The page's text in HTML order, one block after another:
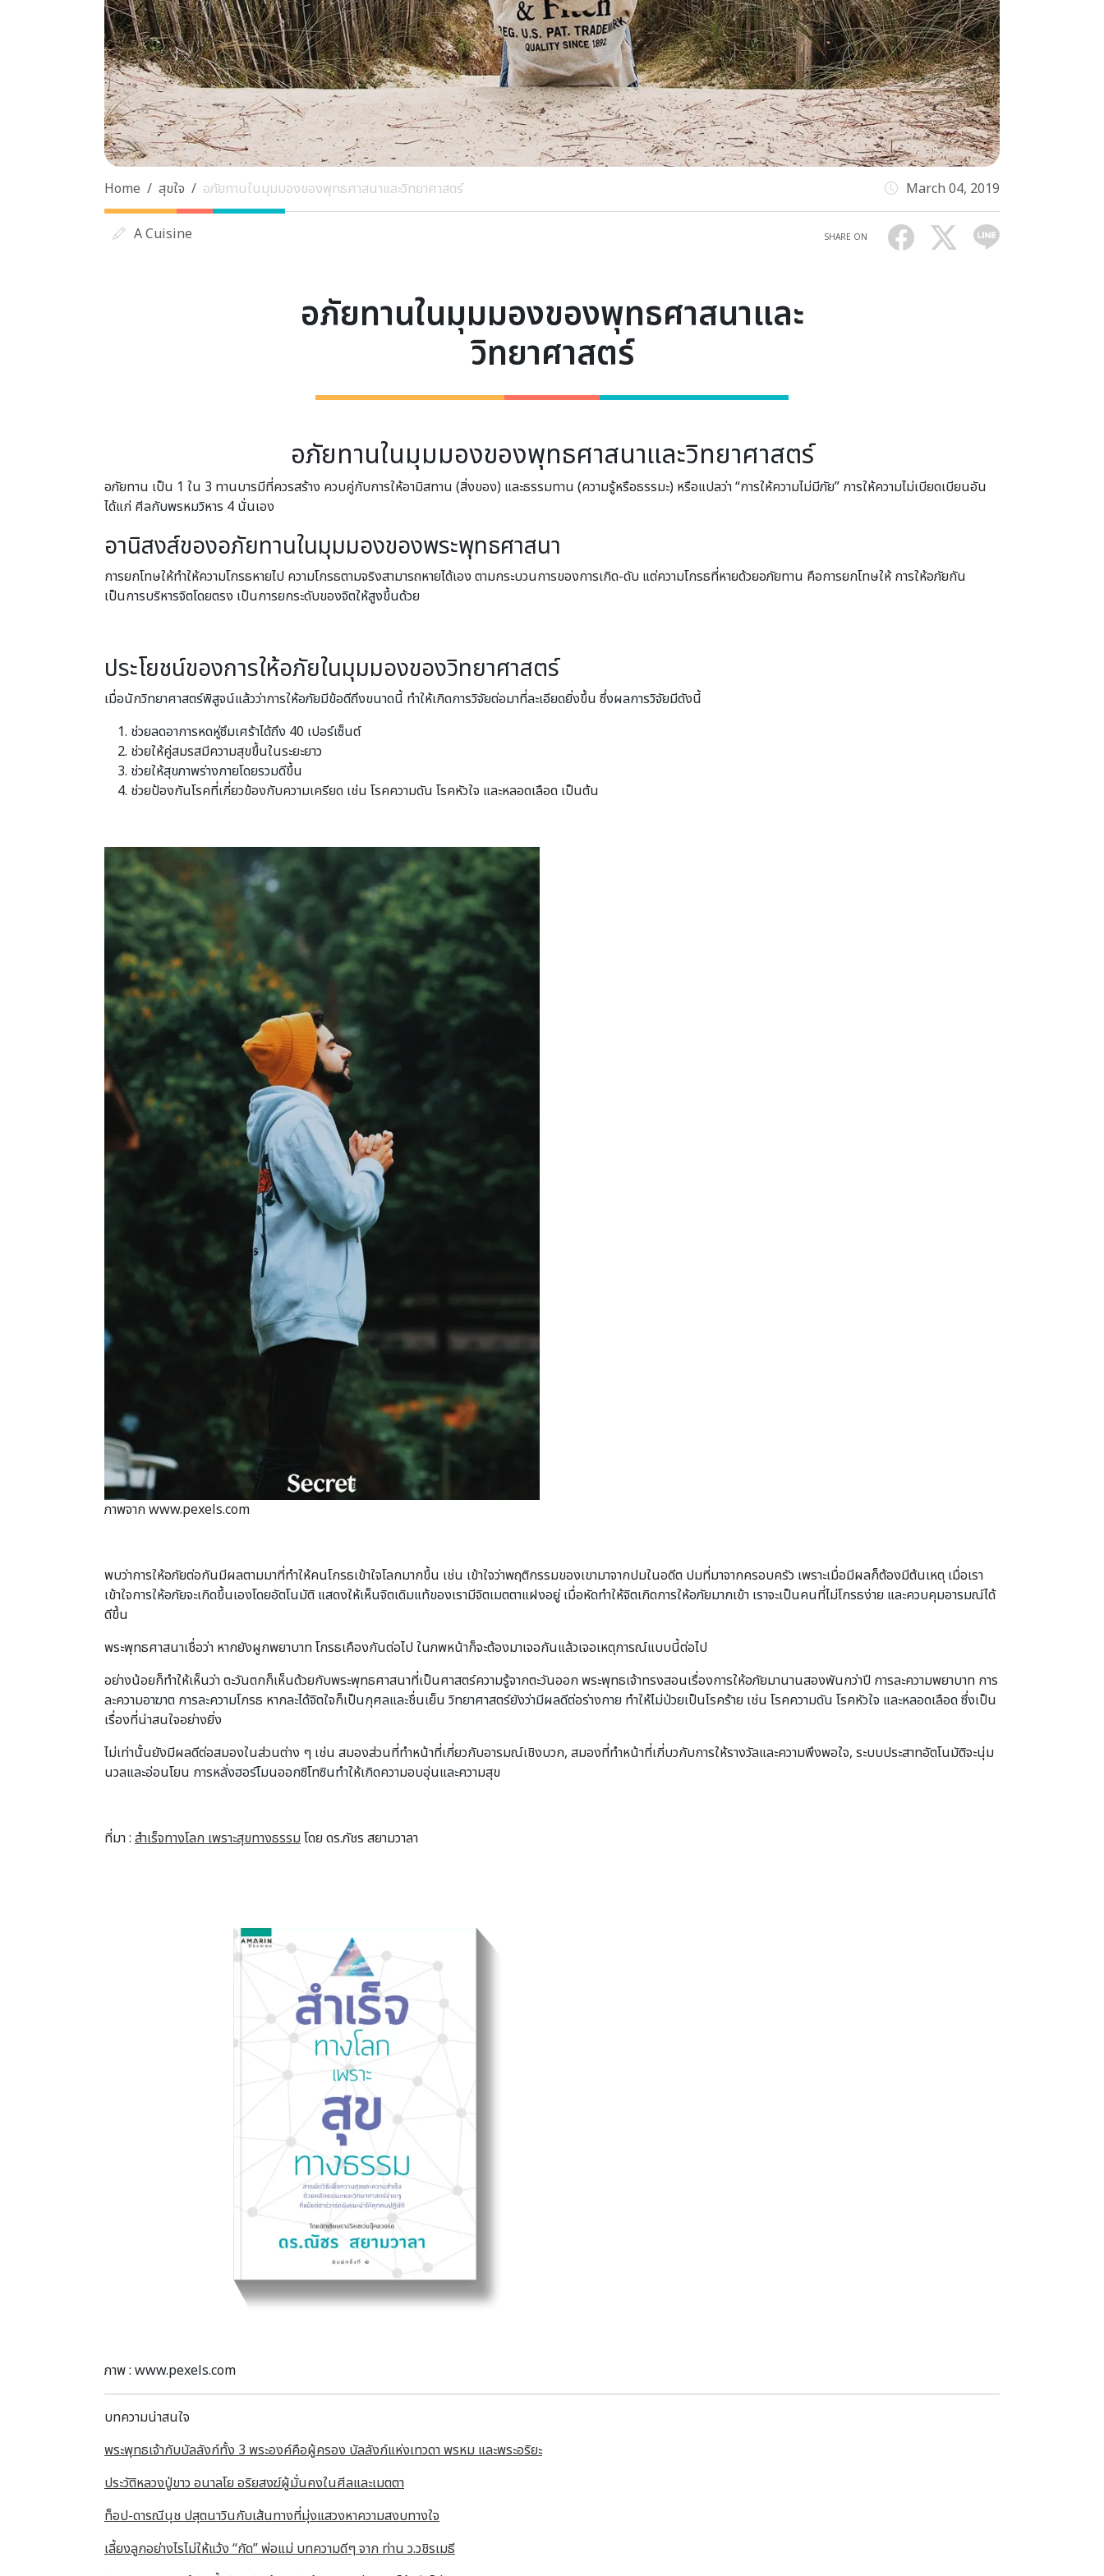
Home สุขใจ อภัยทานในมุมมองของพุทธศาสนาและวิทยาศาสตร์ March 04, 2019
A Cuisine SHARE ON
อภัยทานในมุมมองของพุทธศาสนาและ
วิทยาศาสตร์
อภัยทานในมุมมองของพุทธศาสนาและวิทยาศาสตร์
อภัยทาน เป็น 1 ใน 3 ทานบารมีที่ควรสร้าง ควบคู่กับการให้อามิสทาน (สิ่งของ) และธรรมทาน (ความรู้หรือธรรมะ) หรือแปลว่า “การให้ความไม่มีภัย” การให้ความไม่เบียดเบียนอัน
ได้แก่ ศีลกับพรหมวิหาร 4 นั่นเอง
อานิสงส์ของอภัยทานในมุมมองของพระพุทธศาสนา
การยกโทษให้ทำให้ความโกรธหายไป ความโกรธตามจริงสามารถหายได้เอง ตามกระบวนการของการเกิด-ดับ แต่ความโกรธที่หายด้วยอภัยทาน คือการยกโทษให้ การให้อภัยกัน
เป็นการบริหารจิตโดยตรง เป็นการยกระดับของจิตให้สูงขึ้นด้วย
ประโยชน์ของการให้อภัยในมุมมองของวิทยาศาสตร์
เมื่อนักวิทยาศาสตร์พิสูจน์แล้วว่าการให้อภัยมีข้อดีถึงขนาดนี้ ทำให้เกิดการวิจัยต่อมาที่ละเอียดยิ่งขึ้น ซึ่งผลการวิจัยมีดังนี้
ช่วยลดอาการหดหู่ซึมเศร้าได้ถึง 40 เปอร์เซ็นต์
ช่วยให้คู่สมรสมีความสุขขึ้นในระยะยาว
ช่วยให้สุขภาพร่างกายโดยรวมดีขึ้น
ช่วยป้องกันโรคที่เกี่ยวข้องกับความเครียด เช่น โรคความดัน โรคหัวใจ และหลอดเลือด เป็นต้น
ภาพจาก www.pexels.com
พบว่าการให้อภัยต่อกันมีผลตามมาที่ทำให้คนโกรธเข้าใจโลกมากขึ้น เช่น เข้าใจว่าพฤติกรรมของเขามาจากปมในอดีต ปมที่มาจากครอบครัว เพราะเมื่อมีผลก็ต้องมีต้นเหตุ เมื่อเรา
เข้าใจการให้อภัยจะเกิดขึ้นเองโดยอัตโนมัติ แสดงให้เห็นจิตเดิมแท้ของเรามีจิตเมตตาแฝงอยู่ เมื่อหัดทำให้จิตเกิดการให้อภัยมากเข้า เราจะเป็นคนที่ไม่โกรธง่าย และควบคุมอารมณ์ได้
ดีขึ้น
พระพุทธศาสนาเชื่อว่า หากยังผูกพยาบาท โกรธเคืองกันต่อไป ในภพหน้าก็จะต้องมาเจอกันแล้วเจอเหตุการณ์แบบนี้ต่อไป
อย่างน้อยก็ทำให้เห็นว่า ตะวันตกก็เห็นด้วยกับพระพุทธศาสนาที่เป็นศาสตร์ความรู้จากตะวันออก พระพุทธเจ้าทรงสอนเรื่องการให้อภัยมานานสองพันกว่าปี การละความพยาบาท การ
ละความอาฆาต การละความโกรธ หากละได้จิตใจก็เป็นกุศลและชื่นเย็น วิทยาศาสตร์ยังว่ามีผลดีต่อร่างกาย ทำให้ไม่ป่วยเป็นโรคร้าย เช่น โรคความดัน โรคหัวใจ และหลอดเลือด ซึ่งเป็น
เรื่องที่น่าสนใจอย่างยิ่ง
ไม่เท่านั้นยังมีผลดีต่อสมองในส่วนต่าง ๆ เช่น สมองส่วนที่ทำหน้าที่เกี่ยวกับอารมณ์เชิงบวก, สมองที่ทำหน้าที่เกี่บวกับการให้รางวัลและความพึงพอใจ, ระบบประสาทอัตโนมัติจะนุ่ม
นวลและอ่อนโยน การหลั่งฮอร์โมนออกซิโทซินทำให้เกิดความอบอุ่นและความสุข
ที่มา : สำเร็จทางโลก เพราะสุขทางธรรมโดย ดร.ภัชร สยามวาลา
ภาพ : www.pexels.com
บทความน่าสนใจ
พระพุทธเจ้ากับบัลลังก์ทั้ง 3 พระองค์คือผู้ครอง บัลลังก์แห่งเทวดา พรหม และพระอริยะ
ประวัติหลวงปู่ขาว อนาลโย อริยสงฆ์ผู้มั่นคงในศีลและเมตตา
ท็อป-ดารณีนุช ปสุตนาวินกับเส้นทางที่มุ่งแสวงหาความสงบทางใจ
เลี้ยงลูกอย่างไรไม่ให้แว้ง “กัด” พ่อแม่ บทความดีๆ จาก ท่าน ว.วชิรเมธี